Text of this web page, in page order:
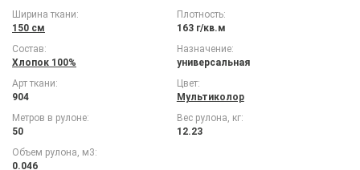
Ширина ткани:
150 см
Плотность:
163 г/кв.м
Состав:
Хлопок 100%
Назначение:
универсальная
Арт ткани:
904
Цвет:
Мультиколор
Метров в рулоне:
50
Вес рулона, кг:
12.23
Объем рулона, м3:
0.046